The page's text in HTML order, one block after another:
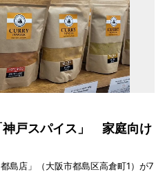
神戸スパイス」 家庭向け
島店」（大阪市都島区高倉町1）が7